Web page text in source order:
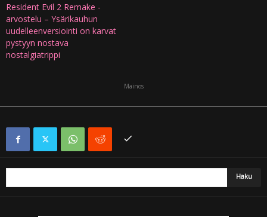
Resident Evil 2 Remake -
arvostelu – Ysärikauhun
uudelleenversiointi on karvat
pystyyn nostava
nostalgiatrippi
Mainos